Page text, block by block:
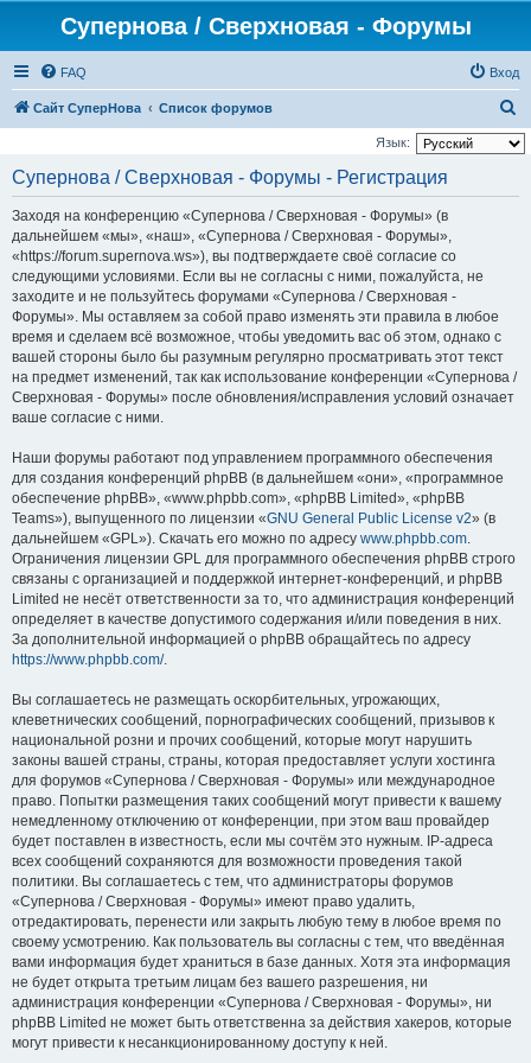
Супернова / Сверхновая - Форумы
FAQ Вход
Сайт СуперНова Список форумов
о
Язык:
Супернова / Сверхновая - Форумы - Регистрация
Заходя на конференцию «Супернова / Сверхновая - Форумы» (в
дальнейшем «мы», «наш», «Супернова / Сверхновая - Форумы»,
«https://forum.supernova.ws»), вы подтверждаете своё согласие со
следующими условиями. Если вы не согласны с ними, пожалуйста, не
заходите и не пользуйтесь форумами «Супернова / Сверхновая -
Форумы». Мы оставляем за собой право изменять эти правила в любое
время и сделаем всё возможное, чтобы уведомить вас об этом, однако с
вашей стороны было бы разумным регулярно просматривать этот текст
на предмет изменений, так как использование конференции «Супернова /
Сверхновая - Форумы» после обновления/исправления условий означает
ваше согласие с ними.
Наши форумы работают под управлением программного обеспечения
для создания конференций phpBB (в дальнейшем «они», «программное
обеспечение phpBB», «www.phpbb.com», «phpBB Limited», «phpBB
Teams»), выпущенного по лицензии «GNU General Public License v2» (в
дальнейшем «GPL»). Скачать его можно по адресу www.phpbb.com.
Ограничения лицензии GPL для программного обеспечения phpBB строго
связаны с организацией и поддержкой интернет-конференций, и phpBB
Limited не несёт ответственности за то, что администрация конференций
определяет в качестве допустимого содержания и/или поведения в них.
За дополнительной информацией о phpBB обращайтесь по адресу
https://www.phpbb.com/.
Вы соглашаетесь не размещать оскорбительных, угрожающих,
клеветнических сообщений, порнографических сообщений, призывов к
национальной розни и прочих сообщений, которые могут нарушить
законы вашей страны, страны, которая предоставляет услуги хостинга
для форумов «Супернова / Сверхновая - Форумы» или международное
право. Попытки размещения таких сообщений могут привести к вашему
немедленному отключению от конференции, при этом ваш провайдер
будет поставлен в известность, если мы сочтём это нужным. IP-адреса
всех сообщений сохраняются для возможности проведения такой
политики. Вы соглашаетесь с тем, что администраторы форумов
«Супернова / Сверхновая - Форумы» имеют право удалить,
отредактировать, перенести или закрыть любую тему в любое время по
своему усмотрению. Как пользователь вы согласны с тем, что введённая
вами информация будет храниться в базе данных. Хотя эта информация
не будет открыта третьим лицам без вашего разрешения, ни
администрация конференции «Супернова / Сверхновая - Форумы», ни
phpBB Limited не может быть ответственна за действия хакеров, которые
могут привести к несанкционированному доступу к ней.